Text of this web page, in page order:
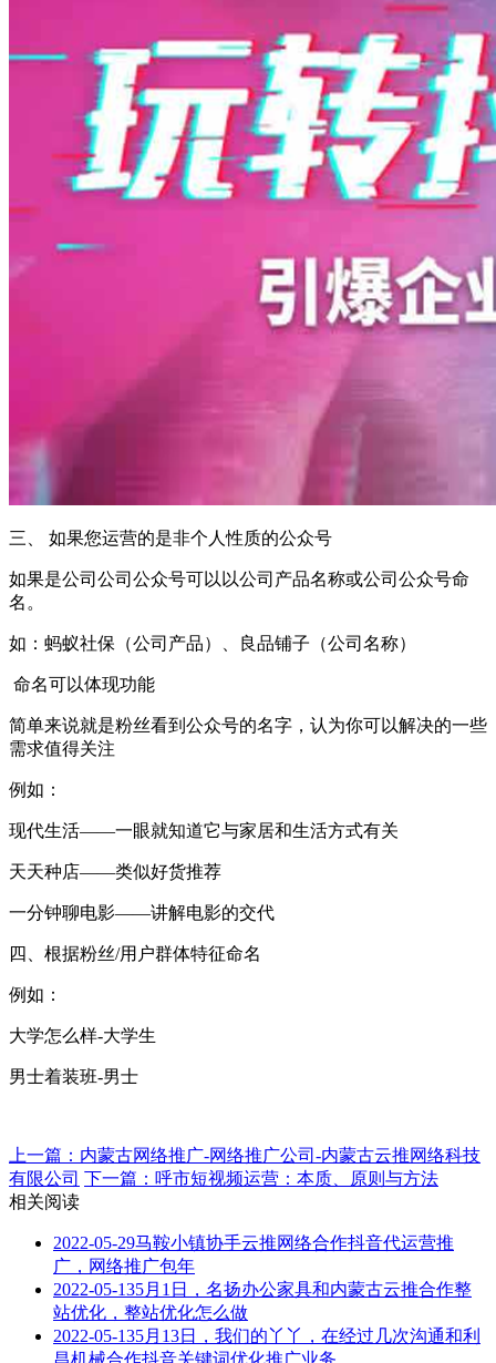
三、 如果您运营的是非个人性质的公众号
如果是公司公司公众号可以以公司产品名称或公司公众号命
名。
如：蚂蚁社保（公司产品）、良品铺子（公司名称）
命名可以体现功能
简单来说就是粉丝看到公众号的名字，认为你可以解决的一些
需求值得关注
例如：
现代生活——一眼就知道它与家居和生活方式有关
天天种店——类似好货推荐
一分钟聊电影——讲解电影的交代
四、根据粉丝/用户群体特征命名
例如：
大学怎么样-大学生
男士着装班-男士
上一篇：内蒙古网络推广-网络推广公司-内蒙古云推网络科技
有限公司 下一篇：呼市短视频运营：本质、原则与方法
相关阅读
2022-05-29马鞍小镇协手云推网络合作抖音代运营推
广，网络推广包年
2022-05-135月1日，名扬办公家具和内蒙古云推合作整
站优化，整站优化怎么做
2022-05-135月13日，我们的丫丫，在经过几次沟通和利
昌机械合作抖音关键词优化推广业务